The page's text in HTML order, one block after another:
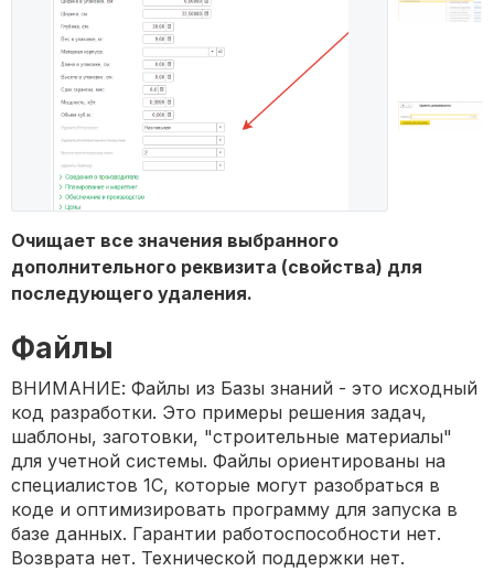
Очищает все значения выбранного
дополнительного реквизита (свойства) для
последующего удаления.
Файлы
ВНИМАНИЕ: Файлы из Базы знаний - это исходный
код разработки. Это примеры решения задач,
шаблоны, заготовки, "строительные материалы"
для учетной системы. Файлы ориентированы на
специалистов 1С, которые могут разобраться в
коде и оптимизировать программу для запуска в
базе данных. Гарантии работоспособности нет.
Возврата нет. Технической поддержки нет.